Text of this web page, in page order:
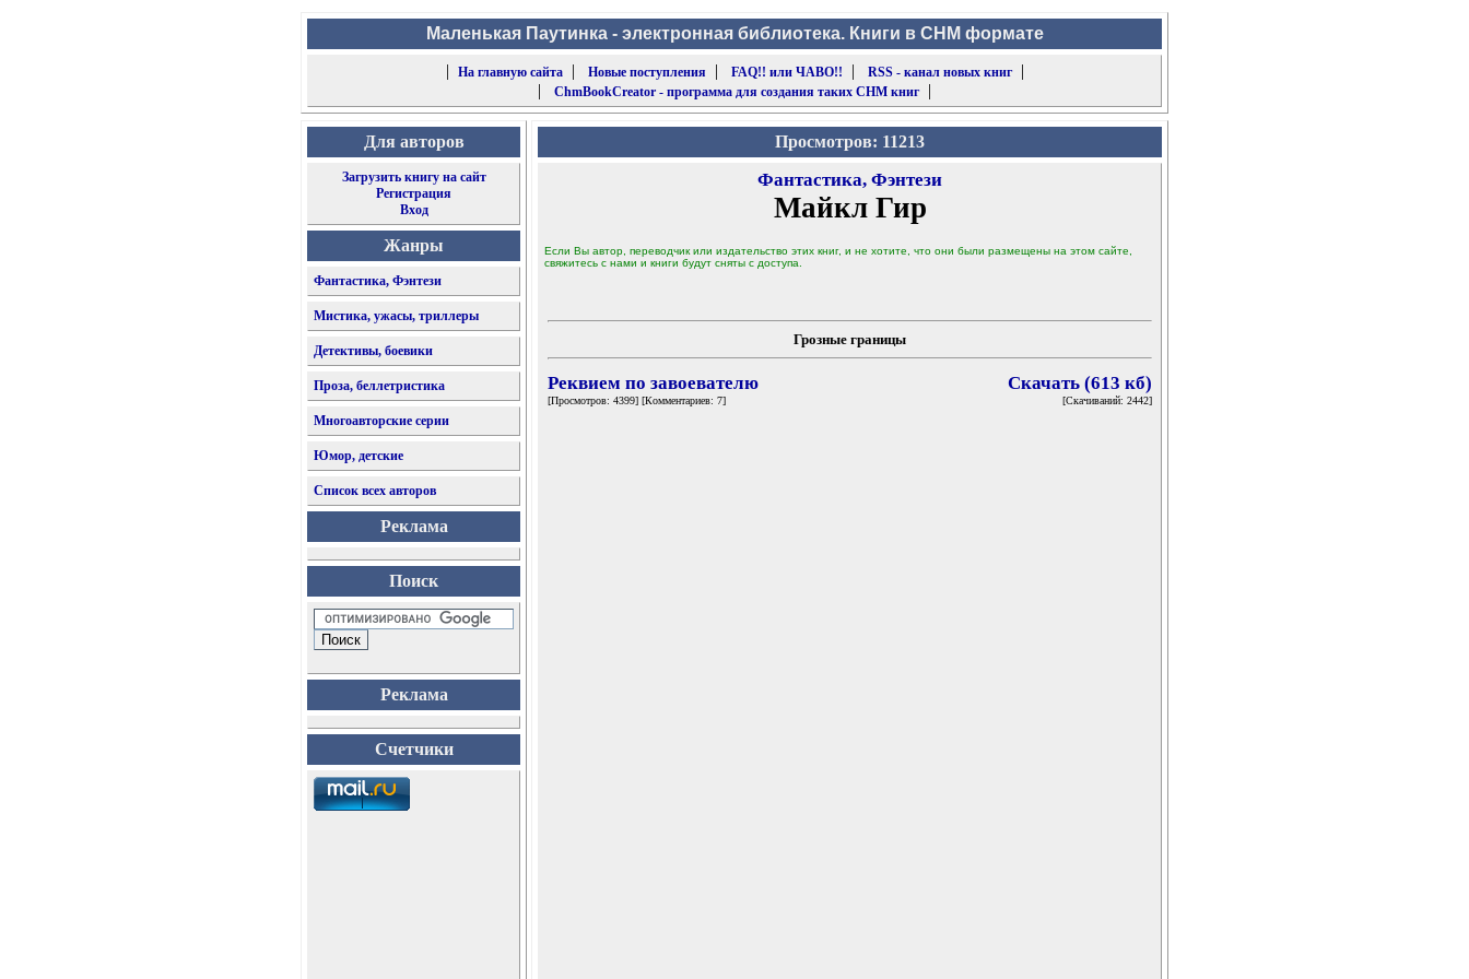
Маленькая Паутинка - электронная библиотека. Книги в CHM формате
|
На главную сайта| Новые поступления | FAQ!! или ЧАВО!! | RSS - канал новых книг|
|
ChmBookCreator - программа для создания таких CHM книг|
Для авторов
Загрузить книгу на сайт
Регистрация
Вход
Жанры
Фантастика, Фэнтези
Мистика, ужасы, триллеры
Детективы, боевики
Проза, беллетристика
Многоавторские серии
Юмор, детские
Список всех авторов
Реклама
Поиск
Реклама
Счетчики
Просмотров: 11213
Фантастика, Фэнтези
Майкл Гир
Если Вы автор, переводчик или издательство этих книг, и не хотите, что они были размещены на этом сайте,
свяжитесь с нами и книги будут сняты с доступа.
Грозные границы
Реквием по завоевателю
[Просмотров: 4399] [Комментариев: 7]
Скачать (613 кб)
[Скачиваний: 2442]